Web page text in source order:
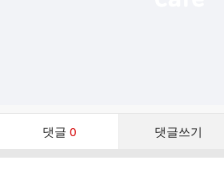
댓글 0 댓글쓰기
댓